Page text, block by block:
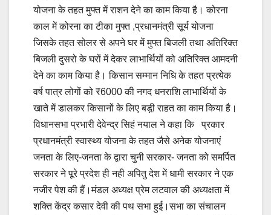
योजना के तहत मुफ्त में राशन देने का काम किया है। कोरना
काल में कोरना का टीका मुफ्त ,प्रधानमंत्री सूर्य योजना
जिसके तहत सोलर से अपने घर में मुफ्त बिजली तथा अतिरिक्त
बिजली दुसरो के घरों में देकर लाभार्थियों को अतिरिक्त आमदनी
देने का काम किया है। किसान सम्मान निधि के तहत प्रत्येक
वर्ष पात्र लोगों को ₹6000 की नगद धनराशि लाभार्थियों के
खाते में डालकर किसानों के लिए बड़ी़ राहत का काम किया है।
विधानसभा प्रभारी देवेन्द्र सिहं नयाल ने कहा कि प्रकार
प्रधानमंत्री स्वास्थ्य योजना के तहत जैसे अनेक योजनाएं
जनता के लिए-जनता के द्वारा चुनी सरकार- जनता को समर्पित
सरकार ने पूरे प्रदेश ही नही अपितु देश में धामी सरकार ने एक
नजीर पेश की हैं।मंडल अध्यक्ष प्रेम लटवाल की अध्यक्षता में
शक्ति केंद्र कसार देवी की पथ सभा हुई।सभा का संचालन